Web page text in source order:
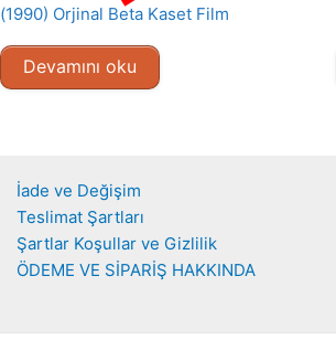
(1990) Orjinal Beta Kaset Film
Devamını oku
İade ve Değişim
Teslimat Şartları
Şartlar Koşullar ve Gizlilik
ÖDEME VE SİPARİŞ HAKKINDA